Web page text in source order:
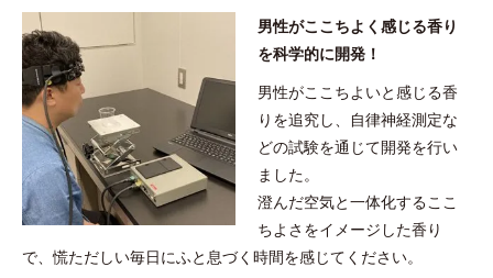
朝もまとまりがよく、整えやすい髪へと導くプレスタイリング成
分配合。
しつこい寝ぐせや髪のうねりを防ぎます。
●無着色 ●アルコールフリー ●プレスタイリング成分※1＝毛髪の水
分・油分を保ち、髪をまとまりやすく整える成分
※1ＰＰＧ－３カプリリルエーテル
男性がここちよく感じる香り
を科学的に開発！
男性がここちよいと感じる香
りを追究し、自律神経測定な
どの試験を通じて開発を行い
ました。
澄んだ空気と一体化するここ
ちよさをイメージした香り
で、慌ただしい毎日にふと息づく時間を感じてください。